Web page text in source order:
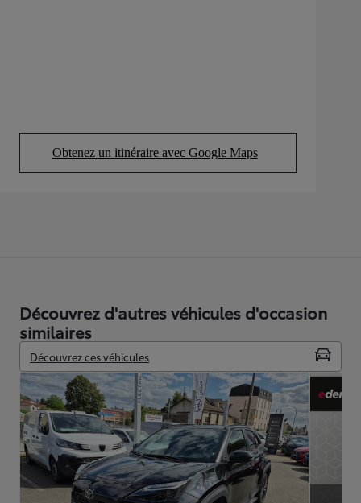
Obtenez un itinéraire avec Google Maps
(Opens in new tab)
Découvrez d'autres véhicules d'occasion
similaires
Découvrez ces véhicules